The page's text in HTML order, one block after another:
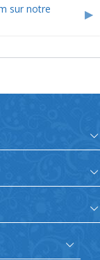
sur notre
▶